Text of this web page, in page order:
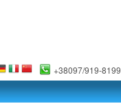
+38097/919-8199